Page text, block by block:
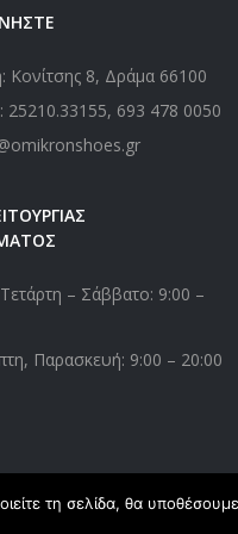
Κονίτσης 8, Δράμα 66100
25210.33155, 693 478 0050
– Σάββατο: 9:00 –
Παρασκευή: 9:00 – 20:00
τη σελίδα, θα